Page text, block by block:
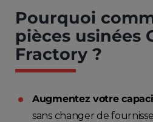
Pourquoi
pièces usinées
Fractory ?
Augmentez votre
sans changer de